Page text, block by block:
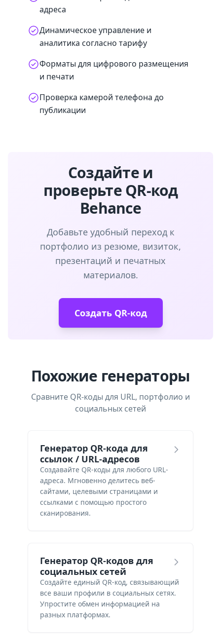
адреса
Динамическое управление и
аналитика согласно тарифу
Форматы для цифрового размещения
и печати
Проверка камерой телефона до
публикации
Создайте и
проверьте QR-код
Behance
Добавьте удобный переход к
портфолио из резюме, визиток,
презентаций и печатных
материалов.
Создать QR-код
Похожие генераторы
Сравните QR-коды для URL, портфолио и
социальных сетей
Генератор QR-кода для
ссылок / URL-адресов
Создавайте QR-коды для любого URL-
адреса. Мгновенно делитесь веб-
сайтами, целевыми страницами и
ссылками с помощью простого
сканирования.
Генератор QR-кодов для
социальных сетей
Создайте единый QR-код, связывающий
все ваши профили в социальных сетях.
Упростите обмен информацией на
разных платформах.